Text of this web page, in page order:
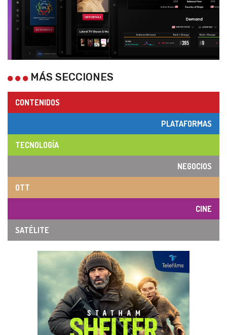
MÁS SECCIONES
CONTENIDOS
PLATAFORMAS
TECNOLOGÍA
NEGOCIOS
OTT
CINE
SATÉLITE